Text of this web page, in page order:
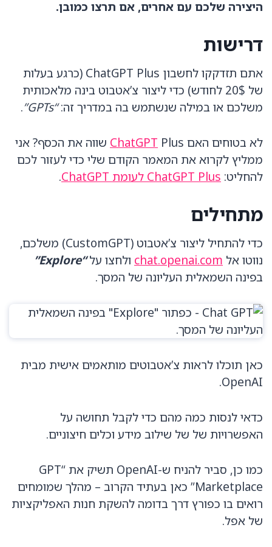
היצירה שלכם עם אחרים, אם תרצו כמובן.
דרישות
אתם תזדקקו לחשבון ChatGPT Plus (כרגע בעלות
של 20$ לחודש) כדי ליצור צ’אטבוט בינה מלאכותית
משלכם או במילה שנשתמש בה במדריך זה:“GPTs”
.
לא בטוחים האם ChatGPT Plus שווה את הכסף? אני
ממליץ לקרוא את המאמר הקודם שלי כדי לעזור לכם
להחליט: ChatGPT Plus לעומת ChatGPT .
מתחילים
כדי להתחיל ליצור צ’אטבוט (CustomGPT) משלכם,
נווטו אל chat.openai.com ולחצו על“Explore”
בפינה השמאלית העליונה של המסך.
כאן תוכלו לראות צ’אטבוטים מותאמים אישית מבית
OpenAI.
כדאי לנסות כמה מהם כדי לקבל תחושה על
האפשרויות של של שילוב מידע וכלים חיצוניים.
כמו כן, סביר להניח ש-OpenAI תשיק את “GPT
Marketplace” כאן בעתיד הקרוב – מהלך שמומחים
רואים בו כפורץ דרך בדומה להשקת חנות האפליקציות
של אפל.